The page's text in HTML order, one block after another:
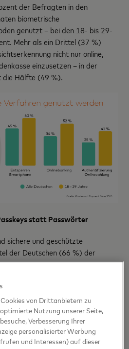
der Befragten in den
biometrische
genutzt – bei den 18- bis 29-
Mehr als ein Drittel (37 %)
nicht nur online,
einzusetzen – in der
die Hälfte (49 %).
statt Passwörter
sichere und geschützte
der Deutschen (66 %) der
empfinden vier von zehn (41
(29
sieht vergessene
PasskeyServicesteht
von Drittanbietern zu
Nutzung unserer Seite,
Verbesserung Ihrer
personalisierter Werbung
und Interessen) auf dieser